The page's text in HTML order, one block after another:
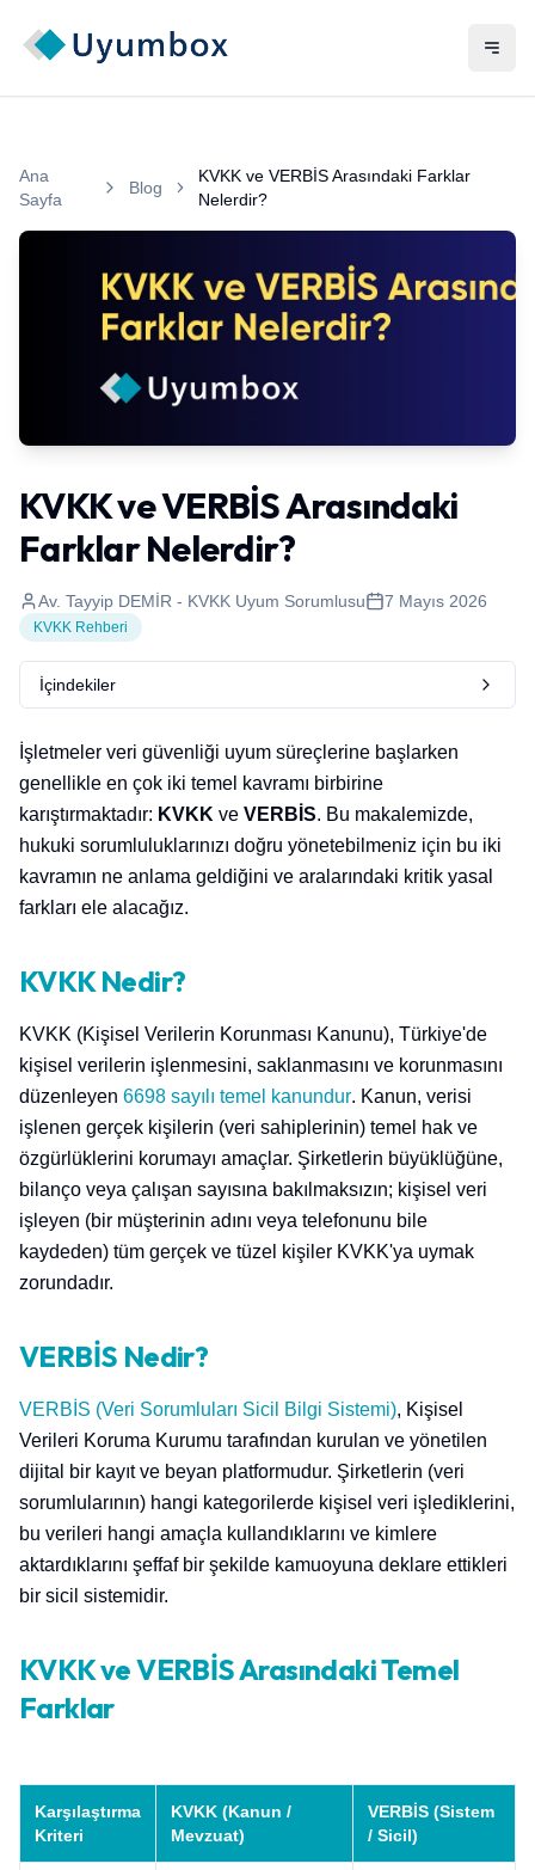
Ana
Sayfa
Blog
KVKK ve VERBİS Arasındaki Farklar
Nelerdir?
KVKK ve VERBİS Arasındaki
Farklar Nelerdir?
Av. Tayyip DEMİR - KVKK Uyum Sorumlusu 7 Mayıs 2026
KVKK Rehberi
İçindekiler
İşletmeler veri güvenliği uyum süreçlerine başlarken
genellikle en çok iki temel kavramı birbirine
karıştırmaktadır: KVKK ve VERBİS. Bu makalemizde,
hukuki sorumluluklarınızı doğru yönetebilmeniz için bu iki
kavramın ne anlama geldiğini ve aralarındaki kritik yasal
farkları ele alacağız.
KVKK Nedir?
KVKK (Kişisel Verilerin Korunması Kanunu), Türkiye'de
kişisel verilerin işlenmesini, saklanmasını ve korunmasını
düzenleyen 6698 sayılı temel kanundur. Kanun, verisi
işlenen gerçek kişilerin (veri sahiplerinin) temel hak ve
özgürlüklerini korumayı amaçlar. Şirketlerin büyüklüğüne,
bilanço veya çalışan sayısına bakılmaksızın; kişisel veri
işleyen (bir müşterinin adını veya telefonunu bile
kaydeden) tüm gerçek ve tüzel kişiler KVKK'ya uymak
zorundadır.
VERBİS Nedir?
VERBİS (Veri Sorumluları Sicil Bilgi Sistemi), Kişisel
Verileri Koruma Kurumu tarafından kurulan ve yönetilen
dijital bir kayıt ve beyan platformudur. Şirketlerin (veri
sorumlularının) hangi kategorilerde kişisel veri işlediklerini,
bu verileri hangi amaçla kullandıklarını ve kimlere
aktardıklarını şeffaf bir şekilde kamuoyuna deklare ettikleri
bir sicil sistemidir.
KVKK ve VERBİS Arasındaki Temel
Farklar
Karşılaştırma
Kriteri
KVKK (Kanun /
Mevzuat)
VERBİS (Sistem
/ Sicil)